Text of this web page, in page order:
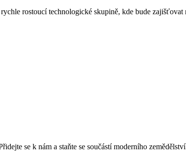
rostoucí technologické skupině, kde bude
se k nám a staňte se součástí moderního